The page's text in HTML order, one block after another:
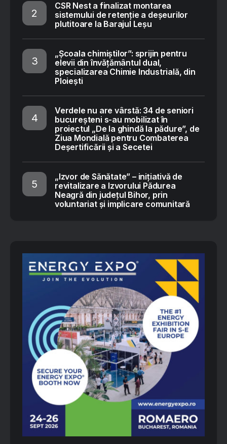
CSR Nest a finalizat montarea
sistemului de retenție a deșeurilor
plutitoare la Barajul Leșu
„Școala chimiștilor”: sprijin pentru
elevii din învățământul dual,
specializarea Chimie Industrială, din
Ploiești
Verdele nu are vârstă: 34 de seniori
bucureșteni s-au mobilizat în
proiectul „De la ghindă la pădure”, de
Ziua Mondială pentru Combaterea
Deșertificării și a Secetei
„Izvor de Sănătate” – inițiativă de
revitalizare a Izvorului Pădurea
Neagră din județul Bihor, prin
voluntariat și implicare comunitară